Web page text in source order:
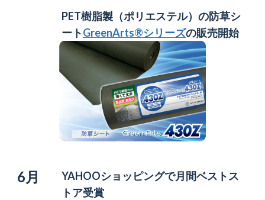
PET樹脂製（ポリエステル）の防草シ
ートGreenArts®シリーズの販売開始
6月
YAHOOショッピングで月間ベストス
トア受賞